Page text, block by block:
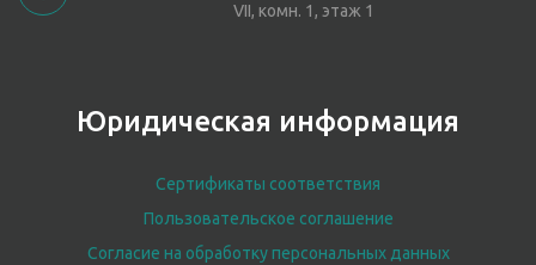
VII, комн. 1, этаж 1
Юридическая информация
Сертификаты соответствия
Пользовательское соглашение
Согласие на обработку персональных данных